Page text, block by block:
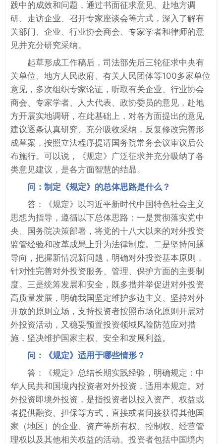
践中的成效和问题，通过书面征求意见、赴地方调
研、走访企业、召开专家座谈会等方式，深入了解有
关部门、企业、行业协会商会、专家学者和律师的意
见并充分研究采纳。
起草形成工作稿后，司法部先后三轮征求中央有
关单位、地方人民政府、有关人民团体等100多家单位
意见，多次组织专家论证，听取有关企业、行业协会
商会、专家学者、人大代表、政协委员的意见，赴地
方开展实地调研，在此基础上，对各方面提出的意见
建议逐条认真研究、充分吸收采纳，反复修改完善形
成草案，按照立法程序提请国务院常务会议审议后公
布施行。可以说，《规定》广泛征求并充分吸纳了各
类意见建议，是各方面智慧的结晶。
问：制定《规定》的总体思路是什么？
答：《规定》以习近平新时代中国特色社会主义
思想为指导，遵循以下总体思路：一是贯彻落实党中
央、国务院决策部署，将党的十八大以来的对外投资
监管经验和改革成果上升为法律制度。二是坚持问题
导向，把握新情况新问题，明确对外投资基本原则，
针对性完善对外投资服务、管理、保护方面的主要制
度。三是统筹发展和安全，既多措并举促进对外投资
高质量发展，明确我国坚定维护多边主义、坚持对外
开放的原则立场，支持投资者按照市场化原则开展对
外投资活动，又稳妥预置投资领域风险防范应对措
施，坚决维护国家主权、安全和发展利益。
问：《规定》适用于哪些情形？
答：《规定》总结长期实践经验，明确规定：中
华人民共和国境内投资者对外投资，适用本规定。对
外投资即境外投资，是指投资者以投入资产、权益或
者提供融资、担保等方式，直接或者间接获得其他国
家（地区）的企业、资产等所有权、控制权、经营管
理权以及其他相关权益的活动。投资者包括中国境内